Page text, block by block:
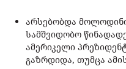
არსებობდა
სამშვიდობო
ამერიკელი
გაზრდიდა, თუმცა